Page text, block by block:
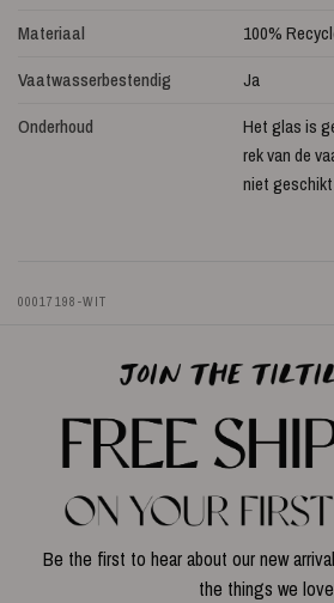
Materiaal
100%
Vaatwasserbestendig
Ja
Onderhoud
Het glas is
rek van de
niet geschikt
00017198-WIT
Be the first to hear about our new
the things we